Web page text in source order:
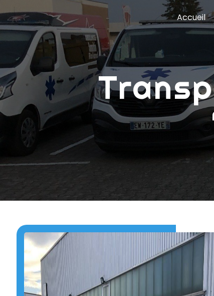
Accueil
Panneau de gestion des cookies